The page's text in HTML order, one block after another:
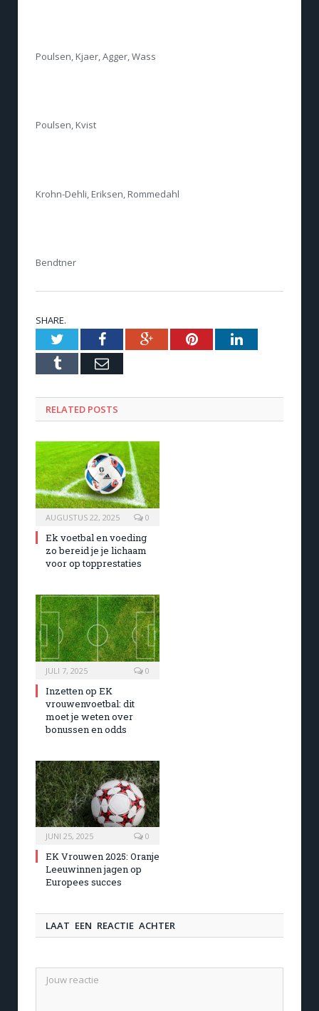
Poulsen, Kjaer, Agger, Wass
Poulsen, Kvist
Krohn-Dehli, Eriksen, Rommedahl
Bendtner
SHARE.
TwitterFacebookGoogle+PinterestLinkedIn
Tumblr Email
RELATED POSTS
AUGUSTUS 22, 2025 0
Ek voetbal en voeding
zo bereid je je lichaam
voor op topprestaties
JULI 7, 2025 0
Inzetten op EK
vrouwenvoetbal: dit
moet je weten over
bonussen en odds
JUNI 25, 2025 0
EK Vrouwen 2025: Oranje
Leeuwinnen jagen op
Europees succes
LAAT EEN REACTIE ACHTER